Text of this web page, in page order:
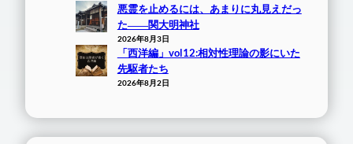
悪霊を止めるには、あまりに丸見えだっ
た――関大明神社
2026年8月3日
「西洋編」vol12:相対性理論の影にいた
先駆者たち
2026年8月2日